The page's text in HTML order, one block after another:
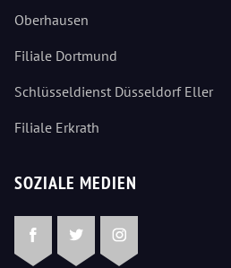
Oberhausen
Filiale Dortmund
Schlüsseldienst Düsseldorf Eller
Filiale Erkrath
SOZIALE MEDIEN
FacebookTwitterInstagram